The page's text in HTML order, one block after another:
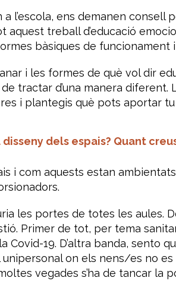
a l’escola, ens demanen
treball d’educació
bàsiques de funcionament
i les formes de què vol dir
tractar d’una manera diferent.
i plantegis què pots aportar
dels espais? Quant
i com aquests estan
les portes de totes les aules.
Primer de tot, per tema
19. D’altra banda, sento
on els nens/es no
vegades s’ha de tancar la